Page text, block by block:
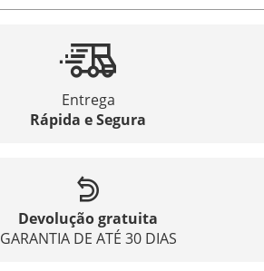
Entrega
Rápida e Segura
Devolução gratuita
GARANTIA DE ATÉ 30 DIAS